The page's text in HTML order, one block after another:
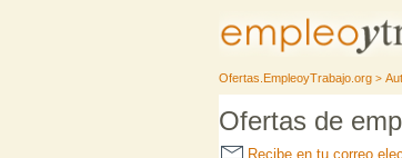
Ofertas.EmpleoyTrabajo.org >
Ofertas de
Recibe en tu correo